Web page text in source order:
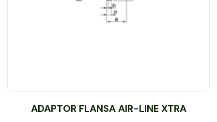
ADAPTOR FLANSA AIR-LINE XTRA